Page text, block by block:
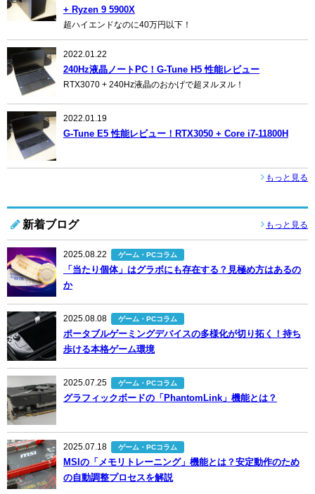
+ Ryzen 9 5900X
超ハイエンドなのに40万円以下！
2022.01.22
240Hz液晶ノートPC！G-Tune H5 性能レビュー
RTX3070 + 240Hz液晶のおかげで超ヌルヌル！
2022.01.19
G-Tune E5 性能レビュー！RTX3050 + Core i7-11800H
もっと見る
新着ブログ もっと見る
2025.08.22 ゲーム・PCコラム
「当たり個体」はグラボにも存在する？見極め方はあるの
か
2025.08.08 ゲーム・PCコラム
ポータブルゲーミングデバイスの多様化が切り拓く！持ち
歩ける本格ゲーム環境
2025.07.25 ゲーム・PCコラム
グラフィックボードの「PhantomLink」機能とは？
2025.07.18 ゲーム・PCコラム
MSIの「メモリトレーニング」機能とは？安定動作のため
の自動調整プロセスを解説